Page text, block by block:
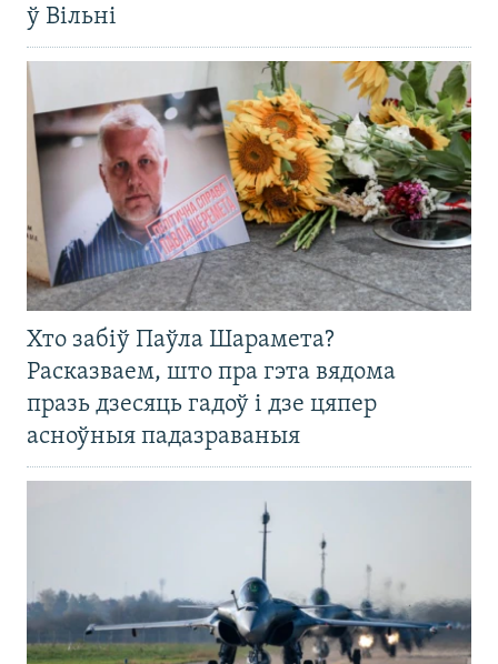
ў Вільні
Хто забіў Паўла Шарамета?
Расказваем, што пра гэта вядома
празь дзесяць гадоў і дзе цяпер
асноўныя падазраваныя